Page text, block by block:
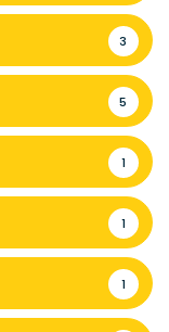
3
5
1
1
1